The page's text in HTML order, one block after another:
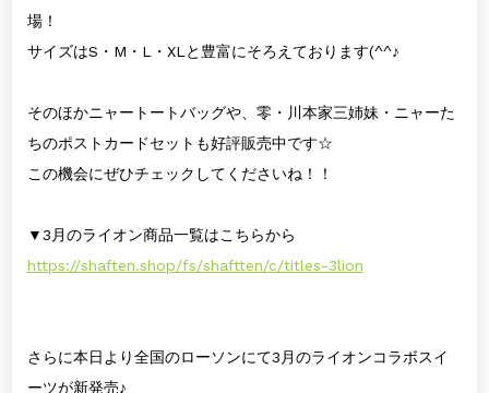
場！
サイズはS・M・L・XLと豊富にそろえております(^^♪
そのほかニャートートバッグや、零・川本家三姉妹・ニャーた
ちのポストカードセットも好評販売中です☆
この機会にぜひチェックしてくださいね！！
▼3月のライオン商品一覧はこちらから
https://shaften.shop/fs/shaftten/c/titles-3lion
さらに本日より全国のローソンにて3月のライオンコラボスイ
ーツが新発売♪